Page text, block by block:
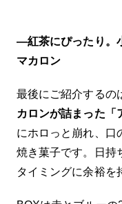
—紅茶にぴったり。
マカロン
最後にご紹介するの
カロンが詰まった「
にホロっと崩れ、口
焼き菓子です。日持
タイミングに余裕を